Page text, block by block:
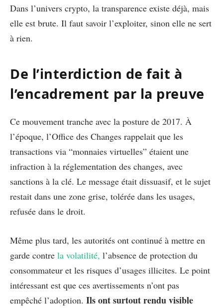
Dans l’univers crypto, la transparence existe déjà, mais
elle est brute. Il faut savoir l’exploiter, sinon elle ne sert
à rien.
De l’interdiction de fait à
l’encadrement par la preuve
Ce mouvement tranche avec la posture de 2017. À
l’époque, l’Office des Changes rappelait que les
transactions via “monnaies virtuelles” étaient une
infraction à la réglementation des changes, avec
sanctions à la clé. Le message était dissuasif, et le sujet
restait dans une zone grise, tolérée dans les usages,
refusée dans le droit.
Même plus tard, les autorités ont continué à mettre en
garde contre la volatilité, l’absence de protection du
consommateur et les risques d’usages illicites. Le point
intéressant est que ces avertissements n’ont pas
empêché l’adoption. Ils ont surtout rendu visible